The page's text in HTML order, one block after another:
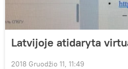
Latvijoje atidaryta
2018 Gruodžio 11, 11:49